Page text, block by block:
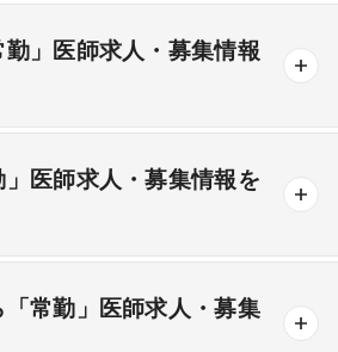
」医師求人・募集情報
科 消化器内科 循環器内科
リウマチ内科 総合診療科
医師求人・募集情報を
「常勤」医師求人・募集